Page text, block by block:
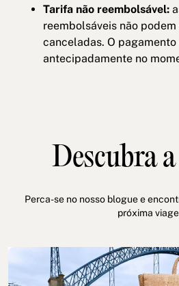
Tarifa não reembolsável:
reembolsáveis não
canceladas. O
antecipadamente no
Descubra
Perca-se no nosso blogue e
próxima